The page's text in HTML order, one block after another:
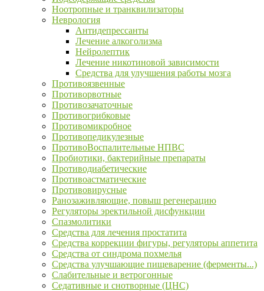
Ноотропные и транквилизаторы
Неврология
Антидепрессанты
Лечение алкоголизма
Нейролептик
Лечение никотиновой зависимости
Средства для улучшения работы мозга
Противоязвенные
Противорвотные
Противозачаточные
Противогрибковые
Противомикробное
Противопедикулезные
ПротивоВоспалительные НПВС
Пробиотики, бактерийные препараты
Противодиабетические
Противоастматические
Противовирусные
Ранозаживляющие, повыш регенерацию
Регуляторы эректильной дисфункции
Спазмолитики
Средства для лечения простатита
Средства коррекции фигуры, регуляторы аппетита
Средства от синдрома похмелья
Средства улучшающие пищеварение (ферменты...)
Слабительные и ветрогонные
Седативные и снотворные (ЦНС)